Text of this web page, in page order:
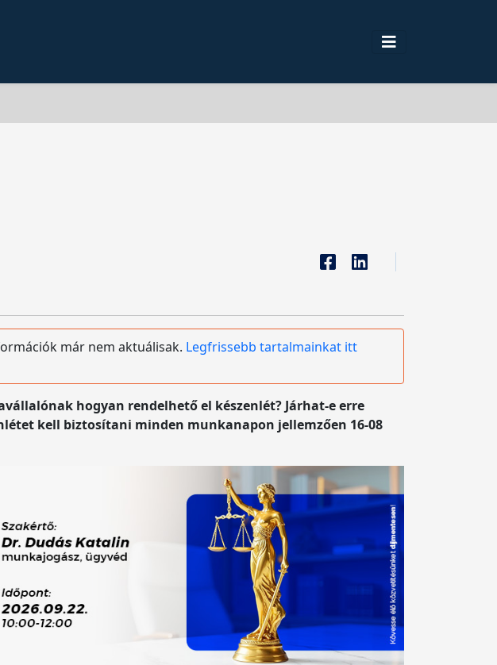
már nem aktuálisak. Legfrissebb tartalmainkat itt
hogyan rendelhető el készenlét? Járhat-e erre
kell biztosítani minden munkanapon jellemzően 16-08